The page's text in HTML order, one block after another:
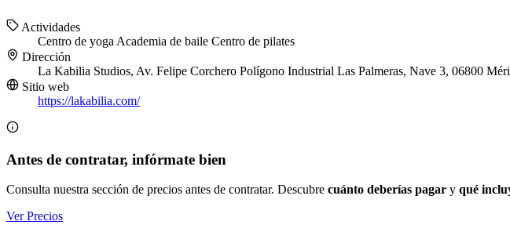
Actividades
Centro de yoga Academia de baile Centro de pilates
Dirección
La Kabilia Studios, Av. Felipe Corchero Polígono Industrial Las Palmeras, Nave 3, 06800
Sitio web
https://lakabilia.com/
Antes de contratar, infórmate bien
Consulta nuestra sección de precios antes de contratar. Descubre cuánto deberías pagar y qué
Ver Precios